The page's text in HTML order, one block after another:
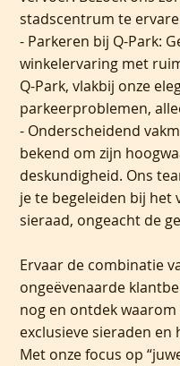
stadscentrum te
- Parkeren bij Q-Park:
winkelervaring met
Q-Park, vlakbij onze
parkeerproblemen,
- Onderscheidend
bekend om zijn
deskundigheid. Ons
je te begeleiden bij het
sieraad, ongeacht de
Ervaar de combinatie
ongeëvenaarde
nog en ontdek
exclusieve sieraden
Met onze focus op